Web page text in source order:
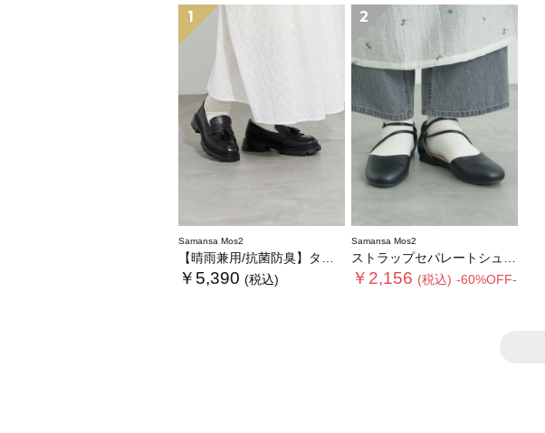
1
Samansa Mos2
【晴雨兼用/抗菌防臭】タッセルローファー
￥5,390 (税込)
2
Samansa Mos2
ストラップセパレートシューズ
￥2,156 (税込) -60%OFF-